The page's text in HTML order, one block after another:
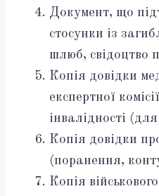
Документ, що
стосунки із
шлюб, свідоцтво
Копія довідки
експертної
інвалідності
Копія довідки
(поранення,
Копія